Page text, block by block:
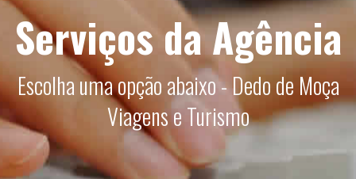
Serviços da Agência
Escolha uma opção abaixo - Dedo de Moça
Viagens e Turismo